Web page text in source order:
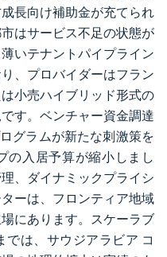
長向け補助金が充てられ
はサービス不足の状態が
いテナントパイプライン
、プロバイダーはフラン
小売ハイブリッド形式の
す。ベンチャー資金調達
グラムが新たな刺激策を
の入居予算が縮小しまし
、ダイナミックプライシ
ーは、フロンティア地域
にあります。スケーラブ
は、サウジアラビア コ